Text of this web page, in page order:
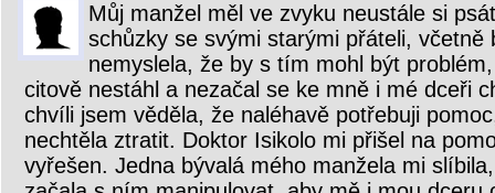
Můj manžel měl ve zvyku neustále si
schůzky se svými starými přáteli, včetně
nemyslela, že by s tím mohl být
citově nestáhl a nezačal se ke mně i mé dceři
chvíli jsem věděla, že naléhavě potřebuji
nechtěla ztratit. Doktor Isikolo mi přišel na
vyřešen. Jedna bývalá mého manžela mi